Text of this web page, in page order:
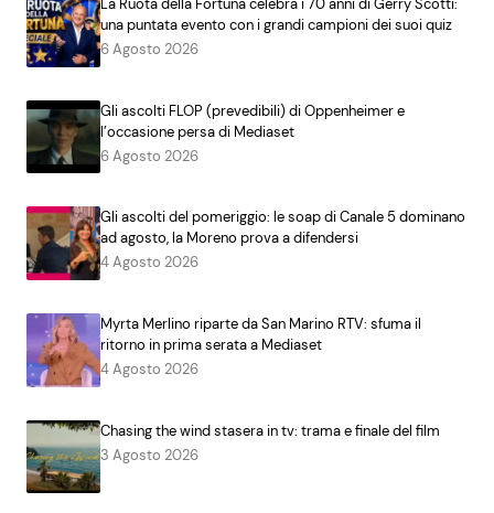
una puntata evento con i grandi campioni dei suoi quiz
6 Agosto 2026
Gli ascolti FLOP (prevedibili) di Oppenheimer e
l’occasione persa di Mediaset
6 Agosto 2026
Gli ascolti del pomeriggio: le soap di Canale 5 dominano
ad agosto, la Moreno prova a difendersi
4 Agosto 2026
Myrta Merlino riparte da San Marino RTV: sfuma il
ritorno in prima serata a Mediaset
4 Agosto 2026
Chasing the wind stasera in tv: trama e finale del film
3 Agosto 2026